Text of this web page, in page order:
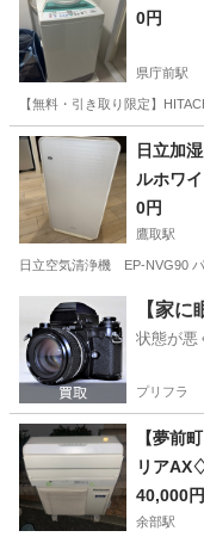
0円
県庁前駅
【無料・引き取り限定】
兵庫 神戸市 県庁前駅
日立加
ルホワ
0円
鷹取駅
日立空気清浄機 EP-NVG90
神戸市 鷹取駅
【家
状態が悪
プリフラ
【夢前
リア
ー♢ 日
能♢ ナ
40,000円
余部駅